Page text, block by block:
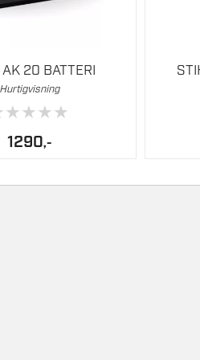
avhengig av applikasjon og driftsmodus
20 BATTERI
Hurtigvisning
★★★★
1290,-